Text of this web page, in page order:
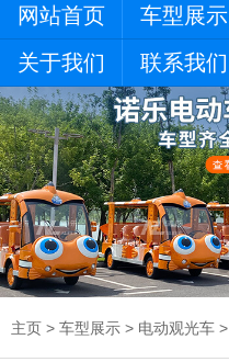
网站首页 车型展示
关于我们
联系我们
主页 > 车型展示 > 电动观光车 >